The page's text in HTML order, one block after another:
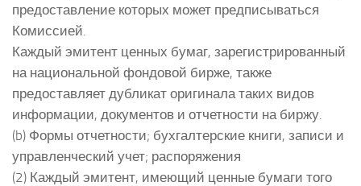
предоставление которых может предписываться
Комиссией.
Каждый эмитент ценных бумаг, зарегистрированный
на национальной фондовой бирже, также
предоставляет дубликат оригинала таких видов
информации, документов и отчетности на биржу.
(b) Формы отчетности; бухгалтерские книги, записи и
управленческий учет; распоряжения
(2) Каждый эмитент, имеющий ценные бумаги того